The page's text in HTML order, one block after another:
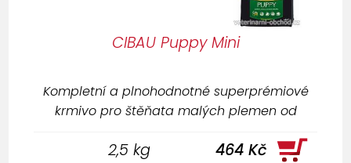
CIBAU Puppy Mini
Kompletní a plnohodnotné superprémiové
krmivo pro štěňata malých plemen od
2,5 kg 464 Kč